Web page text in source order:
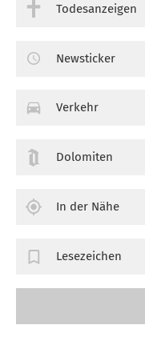
Todesanzeigen
Newsticker
Verkehr
Dolomiten
In der Nähe
Lesezeichen